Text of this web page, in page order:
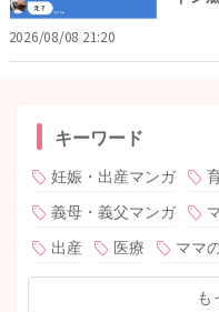
2026/08/08 21:20
キーワード
妊娠・出産マンガ
義母・義父マンガ
出産
医療 ママ
も